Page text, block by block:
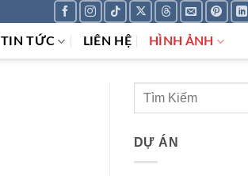
TIN TỨC LIÊN HỆ HÌNH ẢNH
DỰ ÁN